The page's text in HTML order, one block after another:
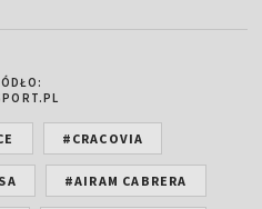
#CRACOVIA
#AIRAM CABRERA